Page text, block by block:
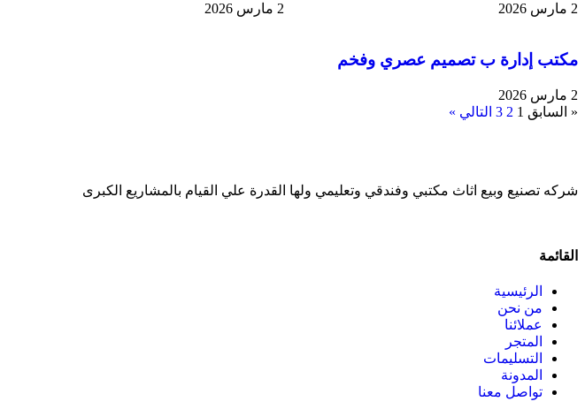
2 مارس 2026 2 مارس 2026
مكتب إدارة ب تصميم عصري وفخم
2 مارس 2026
« السابق 1
2
3 التالي »
شركه تصنيع وبيع اثاث مكتبي وفندقي وتعليمي ولها القدرة علي القيام بالمشاريع الكبرى
القائمة
الرئيسية
من نحن
عملائنا
المتجر
التسليمات
المدونة
تواصل معنا